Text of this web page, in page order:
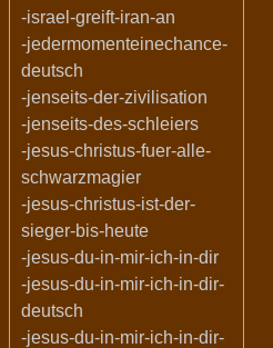
-israel-greift-iran-an
-jedermomenteinechance-
deutsch
-jenseits-der-zivilisation
-jenseits-des-schleiers
-jesus-christus-fuer-alle-
schwarzmagier
-jesus-christus-ist-der-
sieger-bis-heute
-jesus-du-in-mir-ich-in-dir
-jesus-du-in-mir-ich-in-dir-
deutsch
-jesus-du-in-mir-ich-in-dir-